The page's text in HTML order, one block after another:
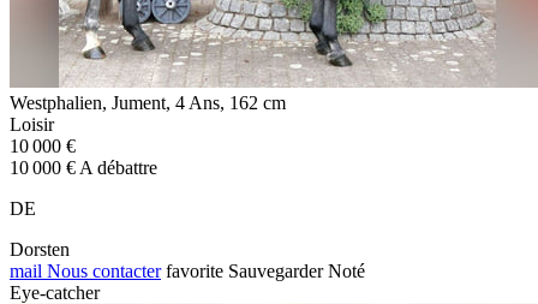
Westphalien, Jument, 4 Ans, 162 cm
Loisir
10 000 €
10 000 € A débattre
DE
Dorsten
mail Nous contacter favorite Sauvegarder Noté
Eye-catcher